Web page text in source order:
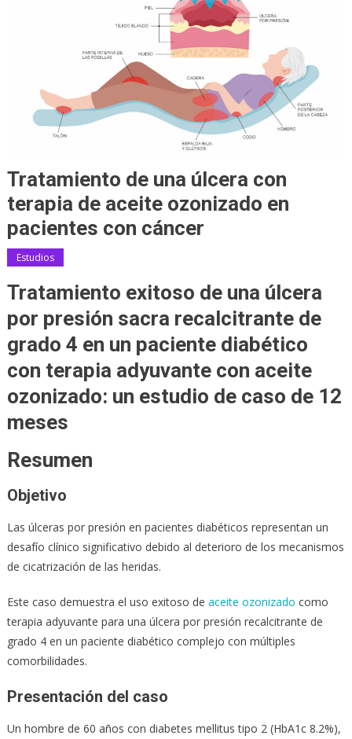
Tratamiento de una úlcera con
terapia de aceite ozonizado en
pacientes con cáncer
Estudios
Tratamiento exitoso de una úlcera
por presión sacra recalcitrante de
grado 4 en un paciente diabético
con terapia adyuvante con aceite
ozonizado: un estudio de caso de 12
meses
Resumen
Objetivo
Las úlceras por presión en pacientes diabéticos representan un
desafío clínico significativo debido al deterioro de los mecanismos
de cicatrización de las heridas.
Este caso demuestra el uso exitoso de aceite ozonizado como
terapia adyuvante para una úlcera por presión recalcitrante de
grado 4 en un paciente diabético complejo con múltiples
comorbilidades.
Presentación del caso
Un hombre de 60 años con diabetes mellitus tipo 2 (HbA1c 8.2%),